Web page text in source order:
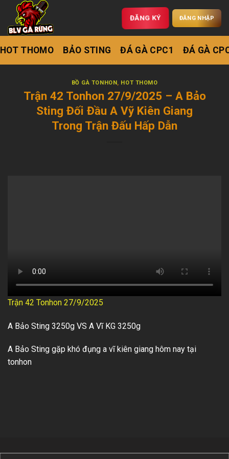
ĐĂNG KÝ ĐĂNG NHẬP
HOT THOMO BẢO STING ĐÁ GÀ CPC1 ĐÁ GÀ
BỒ GÀ TONHON, HOT THOMO
Trận 42 Tonhon 27/9/2025 – A Bảo
Sting Đối Đầu A Vỹ Kiên Giang
Trong Trận Đấu Hấp Dẫn
Trận 42 Tonhon 27/9/2025
A Bảo Sting 3250g VS A Vĩ KG 3250g
A Bảo Sting gặp khó đụng a vĩ kiên giang hôm nay tại
tonhon